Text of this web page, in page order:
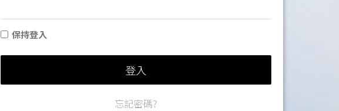
保持登入
登入
忘記密碼?